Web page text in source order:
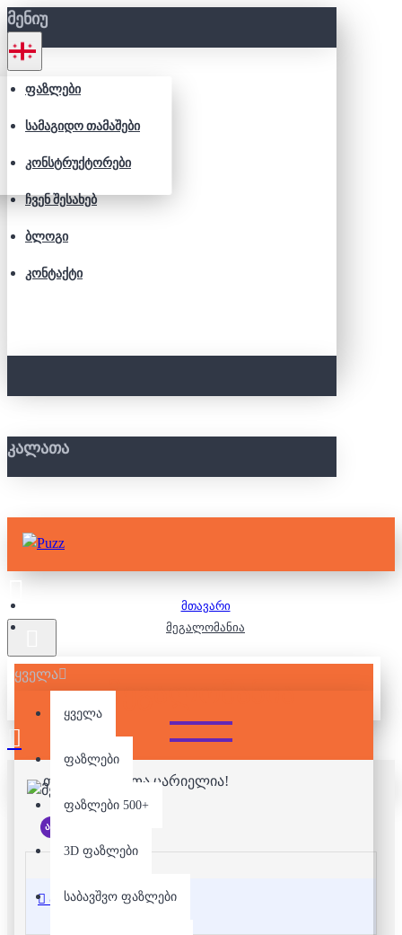
ᲛᲔᲜᲘᲣ
ᲤᲐᲖᲚᲔᲑᲘ
ᲡᲐᲛᲐᲒᲘᲓᲝ ᲗᲐᲛᲐᲨᲔᲑᲘ
ᲙᲝᲜᲡᲢᲠᲣᲥᲢᲝᲠᲔᲑᲘ
ᲩᲕᲔᲜ ᲨᲔᲡᲐᲮᲔᲑ
ᲑᲚᲝᲒᲘ
ᲙᲝᲜᲢᲐᲥᲢᲘ
ᲙᲐᲚᲐᲗᲐ
ყველა
ყველა
ფაზლები
ფაზლები 500+
3D ფაზლები
საბავშვო ფაზლები
თქვენი კალათა ცარიელია!
მთავარი
მეგალომანია
ᲛᲔᲒᲐᲚᲝᲛᲐᲜᲘᲐ
არ არის მარაგში
აღწერა